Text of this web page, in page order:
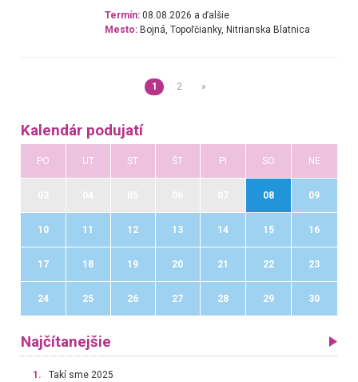
Termín: 08.08.2026 a ďalšie
Mesto: Bojná, Topoľčianky, Nitrianska Blatnica
1 2 »
Kalendár podujatí
PO UT ST ŠT PI SO NE
08 09
10 11 12 13 14 15 16
17 18 19 20 21 22 23
24 25 26 27 28 29 30
Najčítanejšie
1. Takí sme 2025